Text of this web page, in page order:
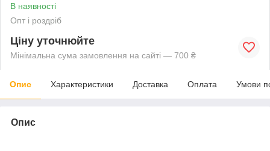
В наявності
Опт і роздріб
Ціну уточнюйте
Мінімальна сума замовлення на сайті — 700 ₴
Опис Характеристики Доставка Оплата Умови
Опис